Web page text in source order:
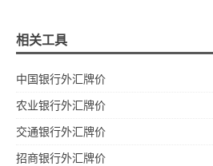
相关工具
中国银行外汇牌价
农业银行外汇牌价
交通银行外汇牌价
招商银行外汇牌价